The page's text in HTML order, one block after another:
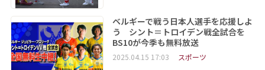
ベルギーで戦う日本人選手を応援しよ
う シント＝トロイデン戦全試合を
BS10が今季も無料放送
2025.04.15 17:03 スポーツ